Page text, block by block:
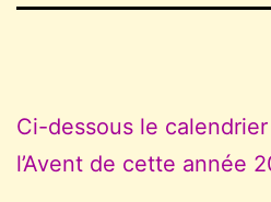
Ci-dessous le
l’Avent de cette année